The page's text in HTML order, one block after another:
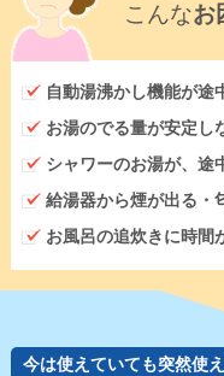
こんなお
自動湯沸かし機能が途
お湯のでる量が安定し
シャワーのお湯が、途
給湯器から煙が出る・
お風呂の追炊きに時間
今は使えていても突然使